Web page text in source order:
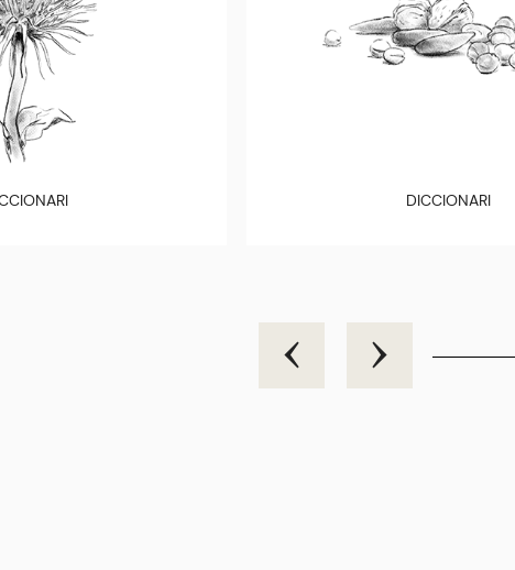
DICCIONARI